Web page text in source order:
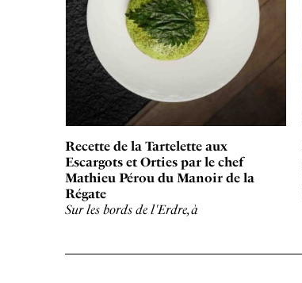
Recette de la Tartelette aux
Escargots et Orties par le chef
Mathieu Pérou du Manoir de la
Régate
Sur les bords de l'Erdre, à